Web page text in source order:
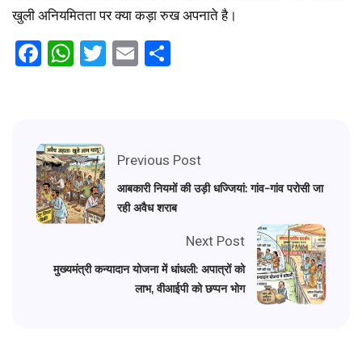
खुली अनियमितता पर क्या कड़ा रुख अपनाते है।
Facebook
WhatsApp
Twitter
Email
Previous Post
आबकारी नियमों की उड़ी धज्जियां: गांव-गांव परोसी जा
रही अवैध शराब
Next Post
मुख्यमंत्री कन्यादान योजना में धांधली: अपात्रों को
लाभ, वीआईपी को छप्पन भोग